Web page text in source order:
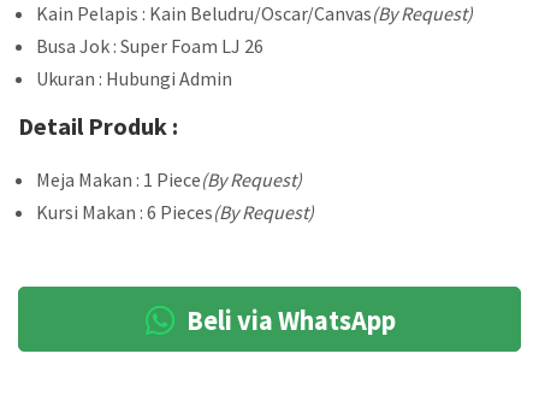
Kain Pelapis : Kain Beludru/Oscar/Canvas(By Request)
Busa Jok : Super Foam LJ 26
Ukuran : Hubungi Admin
Detail Produk :
Meja Makan : 1 Piece(By Request)
Kursi Makan : 6 Pieces(By Request)
Beli via WhatsApp